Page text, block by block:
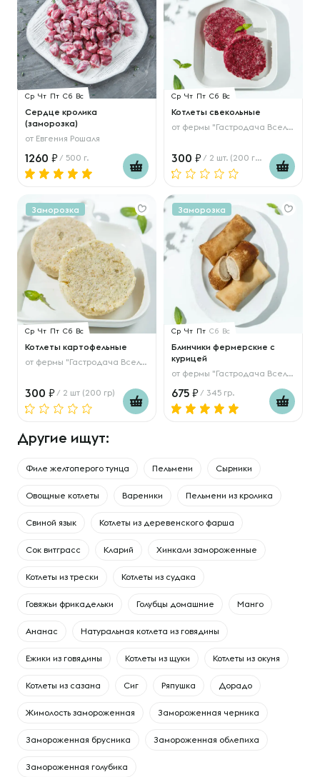
Ср Чт Пт Сб Вс
Сердце кролика
(заморозка)
от Евгения Рошаля
1260 / 500 г.
Ср Чт Пт Сб Вс
Котлеты свекольные
от фермы "Гастродача Вселуг"
300 / 2 шт. (200 гр.)
Заморозка
Ср Чт Пт Сб Вс
Котлеты картофельные
от фермы "Гастродача Вселуг"
300 / 2 шт (200 гр)
Заморозка
Ср Чт Пт Сб Вс
Блинчики фермерские с
курицей
от фермы "Гастродача Вселуг"
675 / 345 гр.
Другие ищут:
Филе желтоперого тунца Пельмени Сырники
Овощные котлеты Вареники Пельмени из кролика
Свиной язык Котлеты из деревенского фарша
Сок витграсс Кларий Хинкали замороженные
Котлеты из трески Котлеты из судака
Говяжьи фрикадельки Голубцы домашние Манго
Ананас Натуральная котлета из говядины
Ежики из говядины Котлеты из щуки Котлеты из окуня
Котлеты из сазана Сиг Ряпушка Дорадо
Жимолость замороженная Замороженная черника
Замороженная брусника Замороженная облепиха
Замороженная голубика